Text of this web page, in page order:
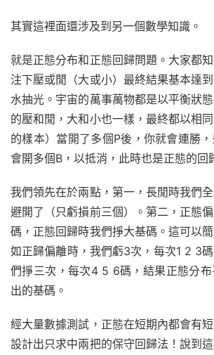
其實這裡面還涉及到另一個數學知識。
就是正態分布和正態回歸問題。大家都
注下壓或閒（大或小）最終結果基本達
水抽光。宇宙的萬事萬物都是以平衡狀
的壓和閒，大和小也一樣，最終都以相
的樣本）當開了多個P後，你就會連勝
會開多個B，以抵消，此時也是正態的回
我們領先在於兩點，第一，長閒時我們
避開了（只虧損前三個）。第二，正態
碼，正態回歸時我們掙大基碼。這可以
如正歸偏離時，我們虧3次，每次1 2 3
們掙三次，每次4 5 6碼，結果正態分
出的基碼。
經大量數據測試，正態在短期內都會有
設計出只求中兩把的保守回歸法！說到